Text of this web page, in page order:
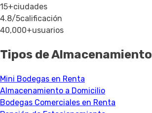
15+ciudades
4.8/5calificación
40,000+usuarios
Tipos de Almacenamiento
Mini Bodegas en Renta
Almacenamiento a Domicilio
Bodegas Comerciales en Renta